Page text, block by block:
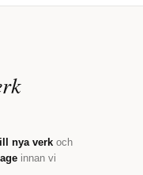
nya verk och
innan vi